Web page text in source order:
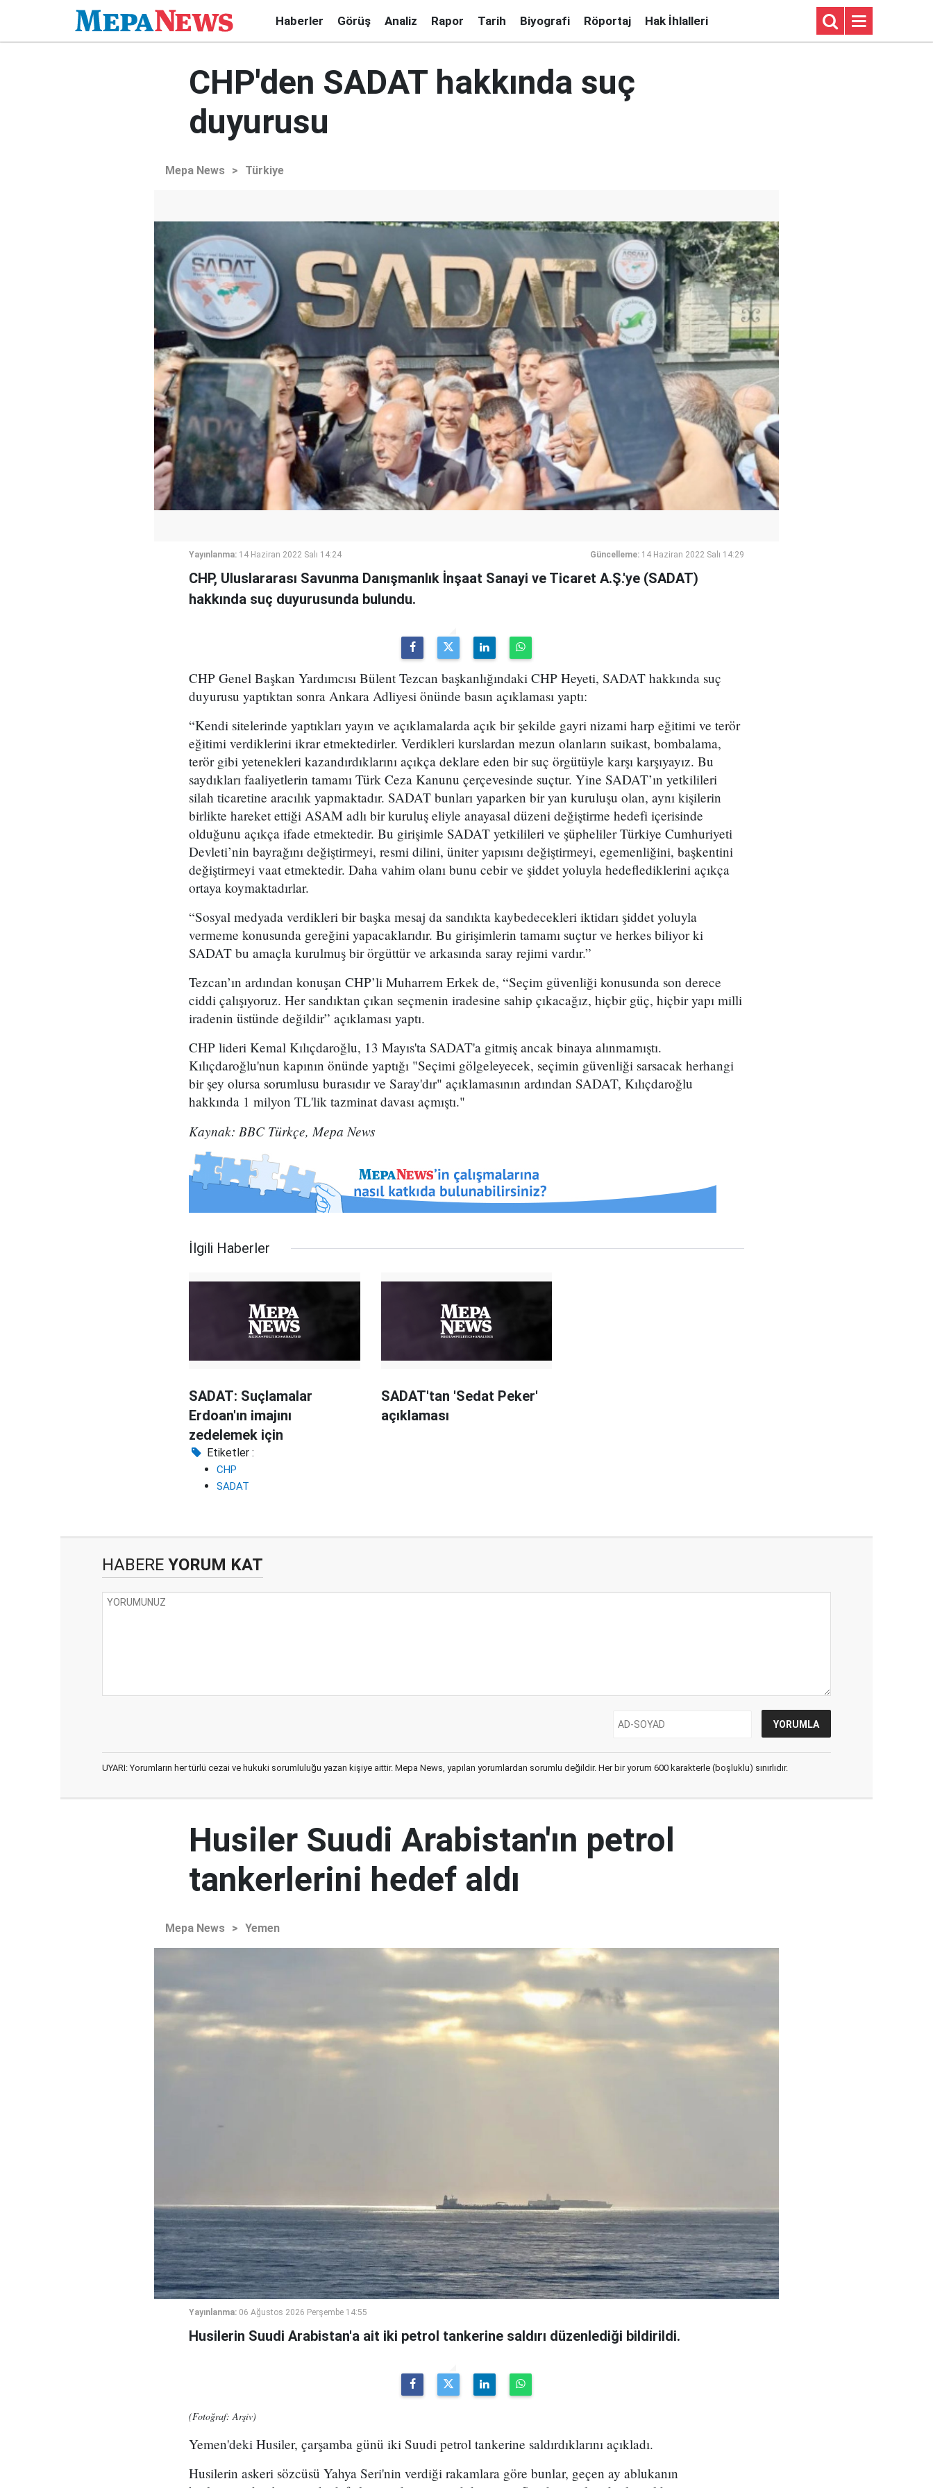
Haberler Görüş Analiz Rapor Tarih Biyografi Röportaj Hak İhlalleri
CHP'den SADAT hakkında suç
duyurusu
Mepa News > Türkiye
Yayınlanma: 14 Haziran 2022 Salı 14:24 Güncelleme: 14 Haziran 2022 Salı 14:29
CHP, Uluslararası Savunma Danışmanlık İnşaat Sanayi ve Ticaret A.Ş.'ye (SADAT)
hakkında suç duyurusunda bulundu.
CHP Genel Başkan Yardımcısı Bülent Tezcan başkanlığındaki CHP Heyeti, SADAT hakkında suç
duyurusu yaptıktan sonra Ankara Adliyesi önünde basın açıklaması yaptı:
“Kendi sitelerinde yaptıkları yayın ve açıklamalarda açık bir şekilde gayri nizami harp eğitimi ve terör
eğitimi verdiklerini ikrar etmektedirler. Verdikleri kurslardan mezun olanların suikast, bombalama,
terör gibi yetenekleri kazandırdıklarını açıkça deklare eden bir suç örgütüyle karşı karşıyayız. Bu
saydıkları faaliyetlerin tamamı Türk Ceza Kanunu çerçevesinde suçtur. Yine SADAT’ın yetkilileri
silah ticaretine aracılık yapmaktadır. SADAT bunları yaparken bir yan kuruluşu olan, aynı kişilerin
birlikte hareket ettiği ASAM adlı bir kuruluş eliyle anayasal düzeni değiştirme hedefi içerisinde
olduğunu açıkça ifade etmektedir. Bu girişimle SADAT yetkilileri ve şüpheliler Türkiye Cumhuriyeti
Devleti’nin bayrağını değiştirmeyi, resmi dilini, üniter yapısını değiştirmeyi, egemenliğini, başkentini
değiştirmeyi vaat etmektedir. Daha vahim olanı bunu cebir ve şiddet yoluyla hedeflediklerini açıkça
ortaya koymaktadırlar.
“Sosyal medyada verdikleri bir başka mesaj da sandıkta kaybedecekleri iktidarı şiddet yoluyla
vermeme konusunda gereğini yapacaklarıdır. Bu girişimlerin tamamı suçtur ve herkes biliyor ki
SADAT bu amaçla kurulmuş bir örgüttür ve arkasında saray rejimi vardır.”
Tezcan’ın ardından konuşan CHP’li Muharrem Erkek de, “Seçim güvenliği konusunda son derece
ciddi çalışıyoruz. Her sandıktan çıkan seçmenin iradesine sahip çıkacağız, hiçbir güç, hiçbir yapı milli
iradenin üstünde değildir” açıklaması yaptı.
CHP lideri Kemal Kılıçdaroğlu, 13 Mayıs'ta SADAT'a gitmiş ancak binaya alınmamıştı.
Kılıçdaroğlu'nun kapının önünde yaptığı "Seçimi gölgeleyecek, seçimin güvenliği sarsacak herhangi
bir şey olursa sorumlusu burasıdır ve Saray'dır" açıklamasının ardından SADAT, Kılıçdaroğlu
hakkında 1 milyon TL'lik tazminat davası açmıştı."
Kaynak: BBC Türkçe, Mepa News
İlgili Haberler
SADAT: Suçlamalar
Erdoan'ın imajını
zedelemek için
SADAT'tan 'Sedat Peker'
açıklaması
Etiketler :
CHP
SADAT
HABERE YORUM KAT
UYARI: Yorumların her türlü cezai ve hukuki sorumluluğu yazan kişiye aittir. Mepa News, yapılan yorumlardan sorumlu değildir. Her bir yorum 600 karakterle (boşluklu) sınırlıdır.
Husiler Suudi Arabistan'ın petrol
tankerlerini hedef aldı
Mepa News > Yemen
Yayınlanma: 06 Ağustos 2026 Perşembe 14:55
Husilerin Suudi Arabistan'a ait iki petrol tankerine saldırı düzenlediği bildirildi.
(Fotoğraf: Arşiv)
Yemen'deki Husiler, çarşamba günü iki Suudi petrol tankerine saldırdıklarını açıkladı.
Husilerin askeri sözcüsü Yahya Seri'nin verdiği rakamlara göre bunlar, geçen ay ablukanın